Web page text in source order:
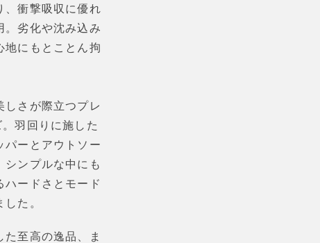
、衝撃吸収に優れ
。劣化や沈み込み
地にもとことん拘
しさが際立つプレ
羽回りに施した
パーとアウトソー
シンプルな中にも
ハードさとモード
た。
至高の逸品、ま